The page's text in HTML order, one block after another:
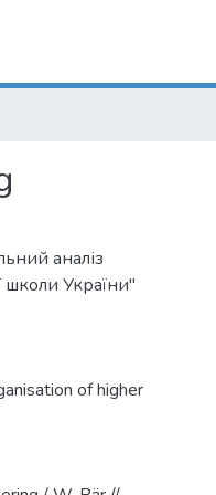
аналіз
школи України"
of higher